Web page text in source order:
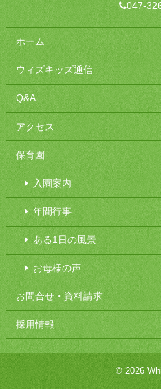
047-
ホーム
ウィズキッズ通信
Q&A
アクセス
保育園
入園案内
年間行事
ある1日の風景
お母様の声
お問合せ・資料請求
採用情報
© 2026